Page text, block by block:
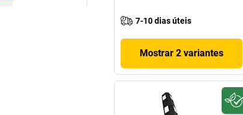
7-10 dias úteis
Mostrar 2 variantes